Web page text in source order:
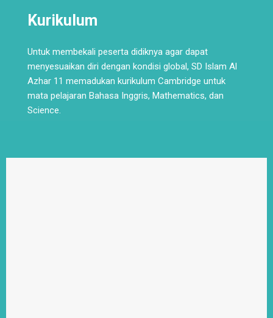
Kurikulum
Untuk membekali peserta didiknya agar dapat
menyesuaikan diri dengan kondisi global, SD Islam Al
Azhar 11 memadukan kurikulum Cambridge untuk
mata pelajaran Bahasa Inggris, Mathematics, dan
Science.